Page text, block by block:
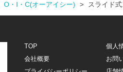
O・I・C(オーアイシー) > スライド
TOP
個人
会社概要
お問